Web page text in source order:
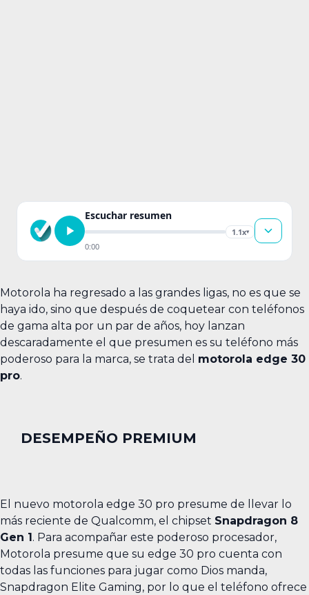
Escuchar resumen
1.1x▾
0:00
Motorola ha regresado a las grandes ligas, no es que se
haya ido, sino que después de coquetear con teléfonos
de gama alta por un par de años, hoy lanzan
descaradamente el que presumen es su teléfono más
poderoso para la marca, se trata del motorola edge 30
pro.
DESEMPEÑO PREMIUM
El nuevo motorola edge 30 pro presume de llevar lo
más reciente de Qualcomm, el chipset Snapdragon 8
Gen 1. Para acompañar este poderoso procesador,
Motorola presume que su edge 30 pro cuenta con
todas las funciones para jugar como Dios manda,
Snapdragon Elite Gaming, por lo que el teléfono ofrece